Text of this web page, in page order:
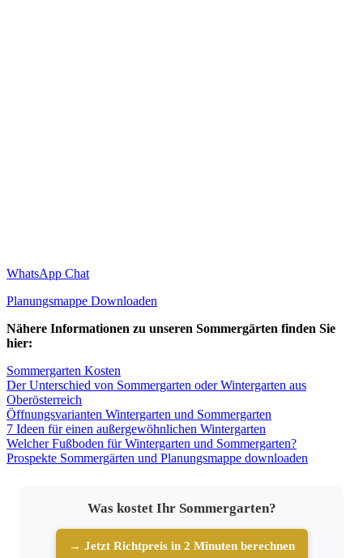
WhatsApp Chat
Planungsmappe Downloaden
Nähere Informationen zu unseren Sommergärten finden Sie
hier:
Sommergarten Kosten
Der Unterschied von Sommergarten oder Wintergarten aus
Oberösterreich
Öffnungsvarianten Wintergarten und Sommergarten
7 Ideen für einen außergewöhnlichen Wintergarten
Welcher Fußboden für Wintergarten und Sommergarten?
Prospekte Sommergärten und Planungsmappe downloaden
Was kostet Ihr Sommergarten?
→ Jetzt Richtpreis in 2 Minuten berechnen